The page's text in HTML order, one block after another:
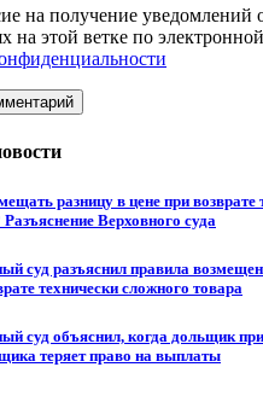
на получение уведомлений
на этой ветке по
разницу в цене при возврате
Разъяснение Верховного суда
суд разъяснил правила
технически сложного товара
суд объяснил, когда дольщик
теряет право на выплаты